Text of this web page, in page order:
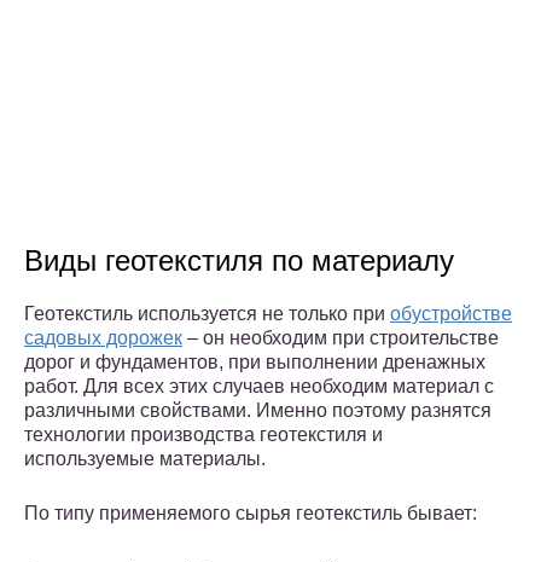
Виды геотекстиля по материалу
Геотекстиль используется не только при обустройстве
садовых дорожек – он необходим при строительстве
дорог и фундаментов, при выполнении дренажных
работ. Для всех этих случаев необходим материал с
различными свойствами. Именно поэтому разнятся
технологии производства геотекстиля и
используемые материалы.
По типу применяемого сырья геотекстиль бывает: